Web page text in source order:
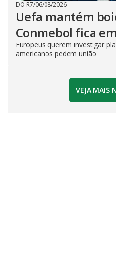
DO R7/06/08/2026
Uefa mantém
Conmebol fica
Europeus querem investigar
americanos pedem união
VEJA MAIS